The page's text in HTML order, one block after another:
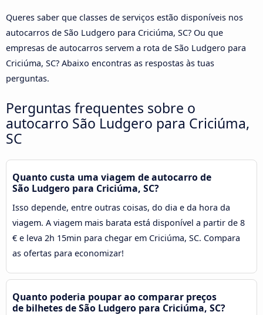
Queres saber que classes de serviços estão disponíveis nos
autocarros de São Ludgero para Criciúma, SC? Ou que
empresas de autocarros servem a rota de São Ludgero para
Criciúma, SC? Abaixo encontras as respostas às tuas
perguntas.
Perguntas frequentes sobre o
autocarro São Ludgero para Criciúma,
SC
Quanto custa uma viagem de autocarro de
São Ludgero para Criciúma, SC?
Isso depende, entre outras coisas, do dia e da hora da
viagem. A viagem mais barata está disponível a partir de 8
€ e leva 2h 15min para chegar em Criciúma, SC. Compara
as ofertas para economizar!
Quanto poderia poupar ao comparar preços
de bilhetes de São Ludgero para Criciúma, SC?